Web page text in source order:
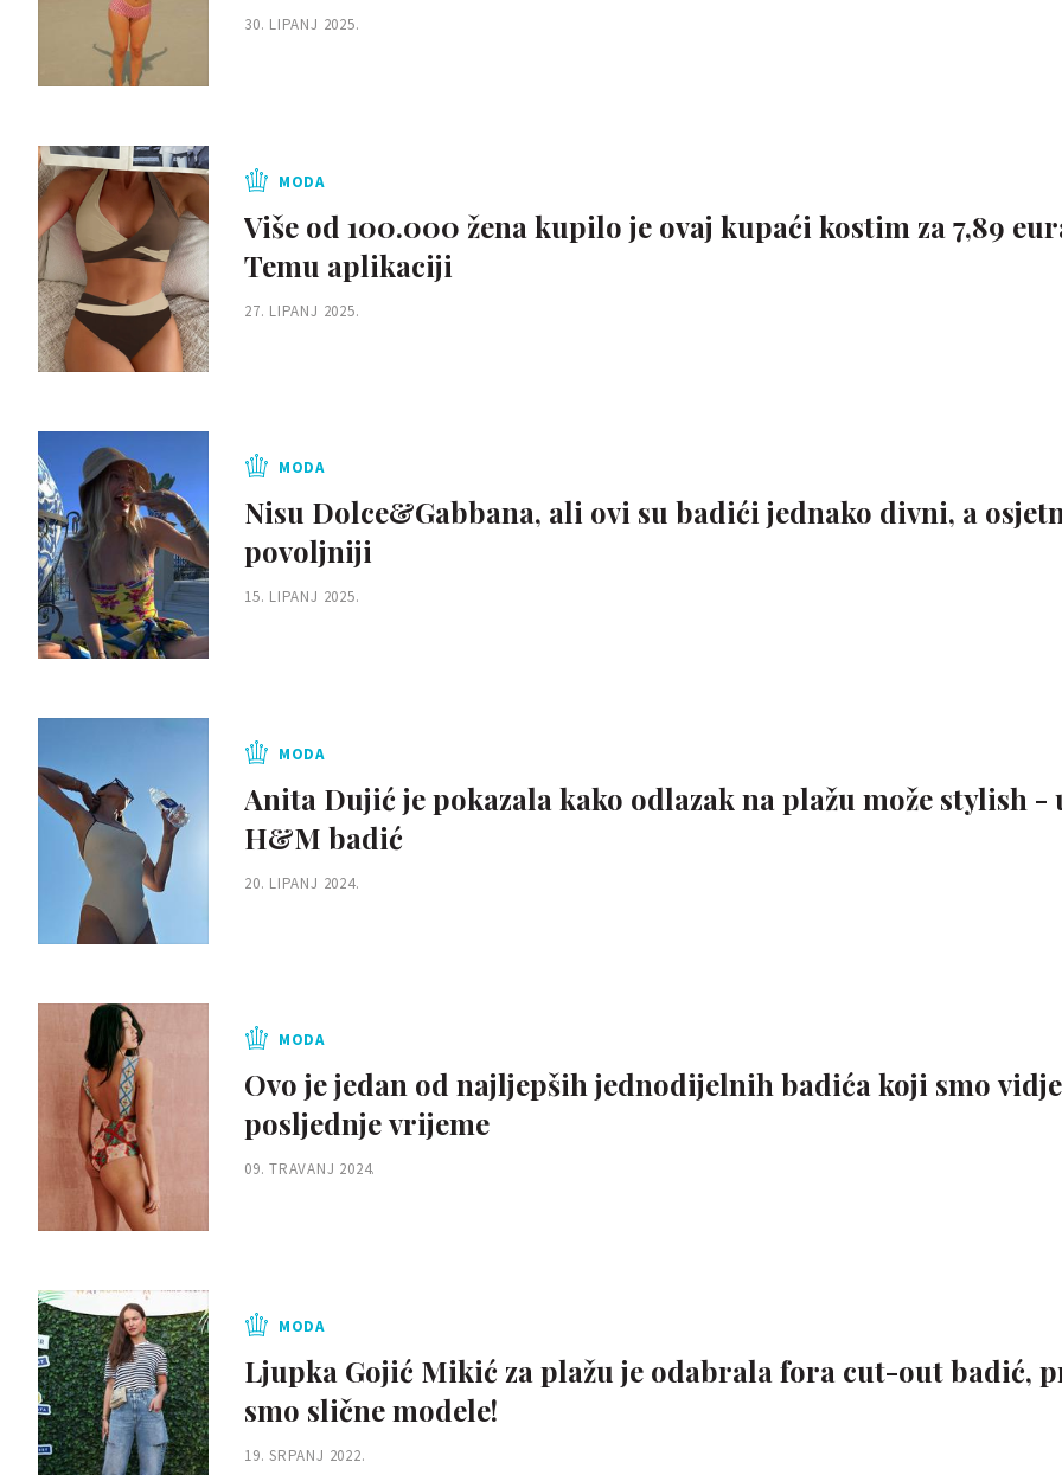
30. LIPANJ 2025.
MODA
Više od 100.000 žena kupilo je ovaj kupaći kostim za 7,89
Temu aplikaciji
27. LIPANJ 2025.
MODA
Nisu Dolce&Gabbana, ali ovi su badići jednako divni, a
povoljniji
15. LIPANJ 2025.
MODA
Anita Dujić je pokazala kako odlazak na plažu može stylish -
H&M badić
20. LIPANJ 2024.
MODA
Ovo je jedan od najljepših jednodijelnih badića koji smo
posljednje vrijeme
09. TRAVANJ 2024.
MODA
Ljupka Gojić Mikić za plažu je odabrala fora cut-out badić,
smo slične modele!
19. SRPANJ 2022.